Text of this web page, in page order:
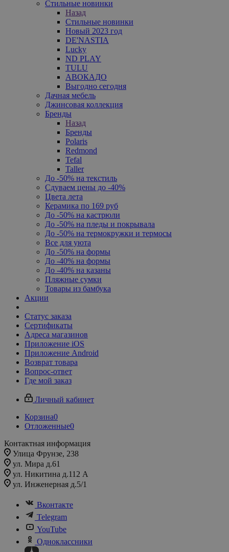
Стильные новинки
Назад
Стильные новинки
Новый 2023 год
DE'NASTIA
Lucky
ND PLAY
TULU
АВОКАДО
Выгодно сегодня
Дачная мебель
Джинсовая коллекция
Бренды
Назад
Бренды
Polaris
Redmond
Tefal
Taller
До -50% на текстиль
Сдуваем цены до -40%
Цвета лета
Керамика по 169 руб
До -50% на кастрюли
До -50% на пледы и покрывала
До -50% на термокружки и термосы
Все для уюта
До -50% на формы
До -40% на формы
До -40% на казаны
Пляжные сумки
Товары из бамбука
Акции
Статус заказа
Сертификаты
Адреса магазинов
Приложение iOS
Приложение Android
Возврат товара
Вопрос-ответ
Где мой заказ
Личный кабинет
Корзина0
Отложенные0
Контактная информация
Улица Фрунзе, 238​
ул. Мира д.61
ул. Никитина д.112 А
ул. Инженерная д.5/1
Вконтакте
Telegram
YouTube
Одноклассники